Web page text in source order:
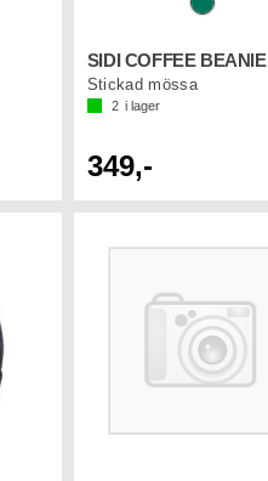
SIDI COFFEE BEANIE
Stickad mössa
2 i lager
349,-